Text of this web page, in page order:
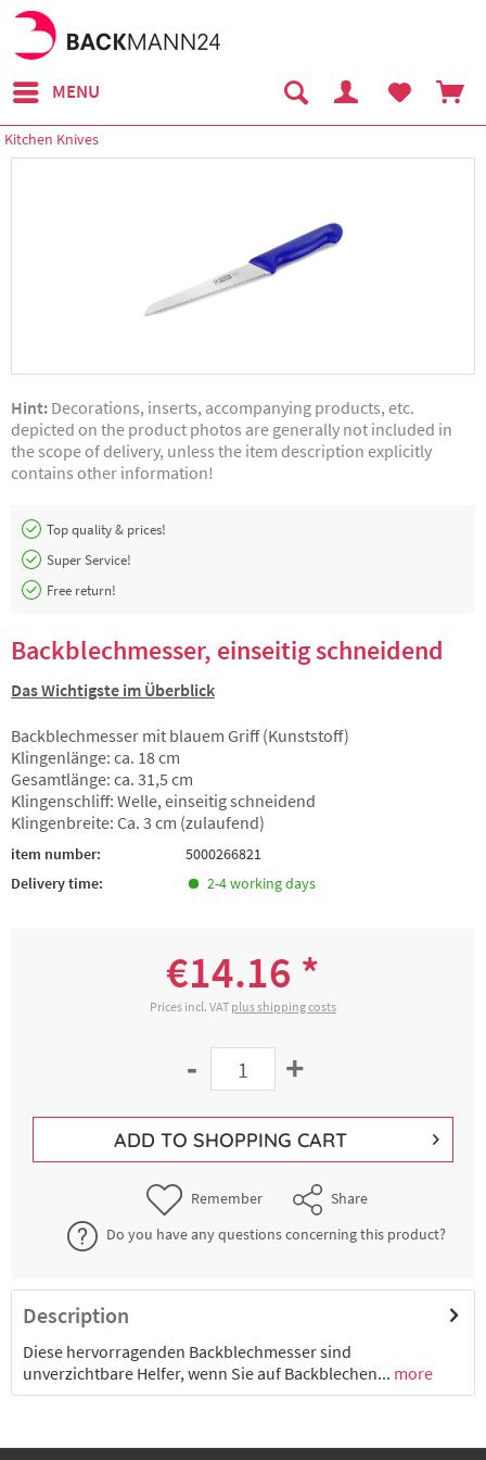
MENU
Kitchen Knives
Hint: Decorations, inserts, accompanying products, etc.
depicted on the product photos are generally not included in
the scope of delivery, unless the item description explicitly
contains other information!
Top quality & prices!
Super Service!
Free return!
Backblechmesser, einseitig schneidend
Das Wichtigste im Überblick
Backblechmesser mit blauem Griff (Kunststoff)
Klingenlänge: ca. 18 cm
Gesamtlänge: ca. 31,5 cm
Klingenschliff: Welle, einseitig schneidend
Klingenbreite: Ca. 3 cm (zulaufend)
item number:
5000266821
Delivery time:
2-4 working days
€14.16 *
Prices incl. VAT plus shipping costs
- +
ADD TO SHOPPING CART
Remember
Share
Do you have any questions concerning this product?
Description
Diese hervorragenden Backblechmesser sind
unverzichtbare Helfer, wenn Sie auf Backblechen... more